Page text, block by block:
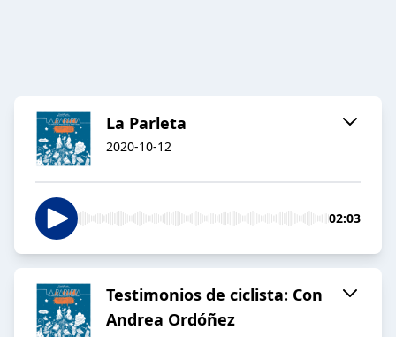
La Parleta
2020-10-12
02:03
Testimonios de ciclista: Con
Andrea Ordóñez